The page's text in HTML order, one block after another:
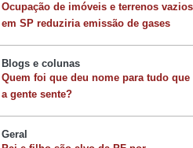
um avanço na relação
de outros veículos de
risoto
Ocupação de imóveis e terrenos vazios
em SP reduziria emissão de gases
Blogs e colunas
Quem foi que deu nome para tudo que
a gente sente?
Geral